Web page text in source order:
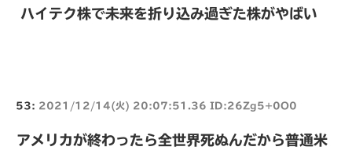
ハイテク株で未来を折り込み過ぎた株がやばい
53: 2021/12/14(火) 20:07:51.36 ID:26Zg5+0O0
アメリカが終わったら全世界死ぬんだから普通米